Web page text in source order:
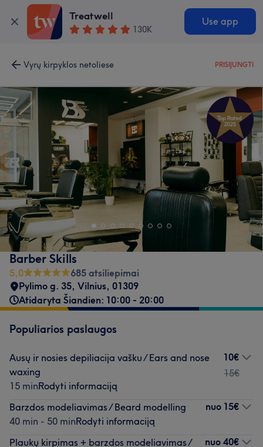
Treatwell
130K
Use app
Vyrų kirpyklos netoliese PRISIJUNGTI
Barber Skills
5,0
685 atsiliepimai
Pylimo g. 35, Vilnius, 01309
Atidaryta Šiandien: 10:00 - 20:00
Populiarios paslaugos
Ausų ir nosies depiliacija vašku / Ears and nose
waxing
15 minRodyti informaciją
10€
15€
Barzdos modeliavimas / Beard modelling
40 min - 50 minRodyti informaciją
nuo 15€
Plaukų kirpimas + barzdos modeliavimas /
nuo 40€